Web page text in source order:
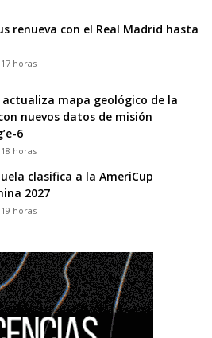
renueva con el Real Madrid hasta
horas
actualiza mapa geológico de la
nuevos datos de misión
6
horas
clasifica a la AmeriCup
2027
horas